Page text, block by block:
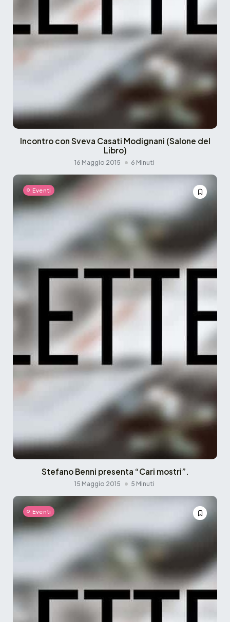
Incontro con Sveva Casati Modignani (Salone del
Libro)
16 Maggio 2015 6 Minuti
Eventi
Stefano Benni presenta “Cari mostri”.
15 Maggio 2015 5 Minuti
Eventi